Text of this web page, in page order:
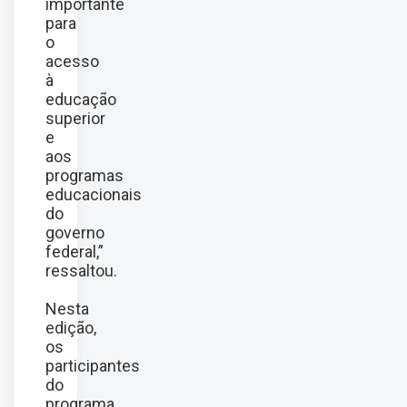
para
o
acesso
à
educação
superior
e
aos
programas
educacionais
do
governo
federal,”
ressaltou.
Nesta
edição,
os
participantes
do